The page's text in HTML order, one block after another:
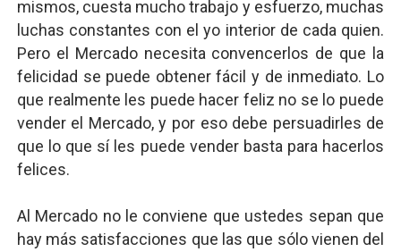
mismos, cuesta mucho trabajo y esfuerzo, muchas
luchas constantes con el yo interior de cada quien.
Pero el Mercado necesita convencerlos de que la
felicidad se puede obtener fácil y de inmediato. Lo
que realmente les puede hacer feliz no se lo puede
vender el Mercado, y por eso debe persuadirles de
que lo que sí les puede vender basta para hacerlos
felices.
Al Mercado no le conviene que ustedes sepan que
hay más satisfacciones que las que sólo vienen del